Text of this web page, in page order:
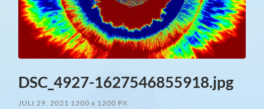
DSC_4927-1627546855918.jpg
JULI 29, 2021 1200x 1200 PX